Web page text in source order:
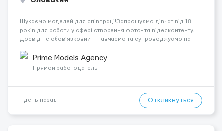
Шукаємо моделей для співпраці!Запрошуємо дівчат від 18
років для роботи у сфері створення фото- та відеоконтенту.
Досвід не обов’язковий — навчаємо та супроводжуємо на
конфіденційність і професійну підтримку. Працюємо офіційно,
поважаємо особ...
Prime Models Agency
Прямой работодатель
1 день назад Откликнуться